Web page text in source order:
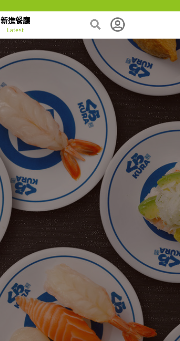
新進餐廳
Latest